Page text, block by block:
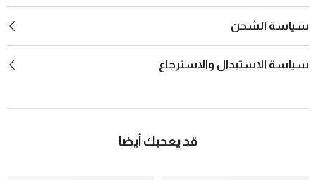
سياسة الشحن
سياسة الاستبدال والاسترجاع
قد يعحبك أيضا